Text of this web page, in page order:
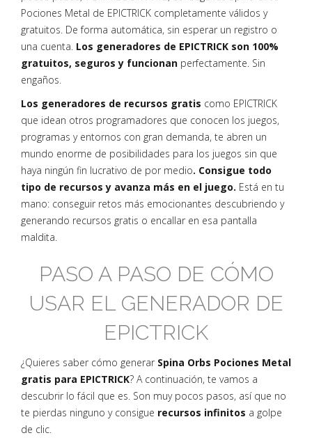
Pociones Metal de EPICTRICK completamente válidos y
gratuitos. De forma automática, sin esperar un registro o
una cuenta. Los generadores de EPICTRICK son 100%
gratuitos, seguros y funcionan perfectamente. Sin
engaños.
Los generadores de recursos gratis como EPICTRICK
que idean otros programadores que conocen los juegos,
programas y entornos con gran demanda, te abren un
mundo enorme de posibilidades para los juegos sin que
haya ningún fin lucrativo de por medio. Consigue todo
tipo de recursos y avanza más en el juego. Está en tu
mano: conseguir retos más emocionantes descubriendo y
generando recursos gratis o encallar en esa pantalla
maldita.
PASO A PASO DE CÓMO
USAR EL GENERADOR DE
EPICTRICK
¿Quieres saber cómo generar Spina Orbs Pociones Metal
gratis para EPICTRICK? A continuación, te vamos a
descubrir lo fácil que es. Son muy pocos pasos, así que no
te pierdas ninguno y consigue recursos infinitos a golpe
de clic.